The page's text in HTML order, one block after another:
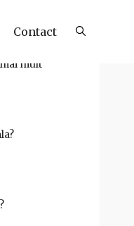
Contact
mult